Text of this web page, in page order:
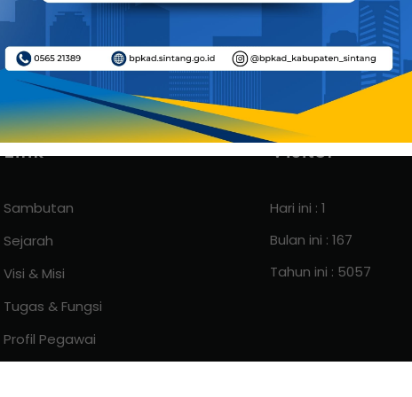
Link
Sambutan
Sejarah
Visi & Misi
Tugas & Fungsi
Profil Pegawai
Visitor
Hari ini : 1
Bulan ini : 167
Tahun ini : 5057